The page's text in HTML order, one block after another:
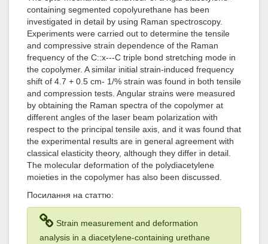
containing segmented copolyurethane has been
investigated in detail by using Raman spectroscopy.
Experiments were carried out to determine the tensile
and compressive strain dependence of the Raman
frequency of the C::x---C triple bond stretching mode in
the copolymer. A similar initial strain-induced frequency
shift of 4.7 + 0.5 cm- 1/% strain was found in both tensile
and compression tests. Angular strains were measured
by obtaining the Raman spectra of the copolymer at
different angles of the laser beam polarization with
respect to the principal tensile axis, and it was found that
the experimental results are in general agreement with
classical elasticity theory, although they differ in detail.
The molecular deformation of the polydiacetylene
moieties in the copolymer has also been discussed.
Посилання на статтю:
Strain measurement and deformation
analysis in a diacetylene-containing urethane